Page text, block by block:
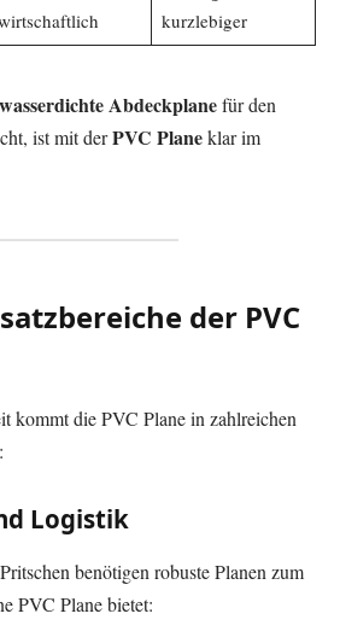
kurzlebiger
wasserdichte Abdeckplanefür den
ist mit derPVC Planeklar im
der PVC
kommt die PVC Plane in zahlreichen
Logistik
benötigen robuste Planen zum
PVC Plane bietet: